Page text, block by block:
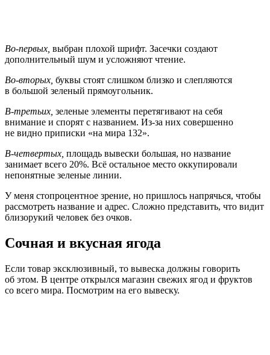
Во-первых, выбран плохой шрифт. Засечки создают
дополнительный шум и усложняют чтение.
Во-вторых, буквы стоят слишком близко и слепляются
в большой зеленый прямоугольник.
В-третьих, зеленые элементы перетягивают на себя
внимание и спорят с названием. Из-за них совершенно
не видно приписки «на мира 132».
В-четвертых, площадь вывески большая, но название
занимает всего 20%. Всё остальное место оккупировали
непонятные зеленые линии.
У меня стопроцентное зрение, но пришлось напрячься, чтобы
рассмотреть название и адрес. Сложно представить, что видит
близорукий человек без очков.
Сочная и вкусная ягода
Если товар эксклюзивный, то вывеска должны говорить
об этом. В центре открылся магазин свежих ягод и фруктов
со всего мира. Посмотрим на его вывеску.